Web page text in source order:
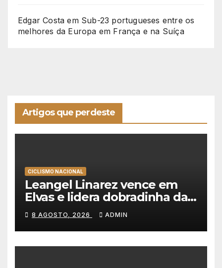
Edgar Costa em Sub-23 portugueses entre os
melhores da Europa em França e na Suíça
Artigos que perdeste
CICLISMO NACIONAL
Leangel Linarez vence em
Elvas e lidera dobradinha da
Tavfer-Ovos Matinados-
Mortágua
8 AGOSTO, 2026 ADMIN